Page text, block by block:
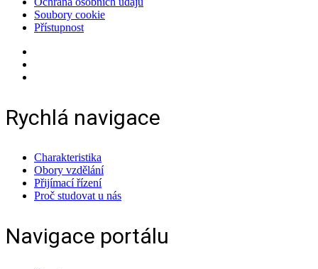
Soubory cookie
Přístupnost
Rychlá navigace
Charakteristika
Obory vzdělání
Přijímací řízení
Proč studovat u nás
Navigace portálu